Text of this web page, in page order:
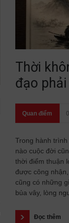
Thời
đạo
Quan điểm
Trong hành
nào cuộc đời
thời điểm thuận
được công
cũng có những
bủa vây, lòng
Đọc thêm